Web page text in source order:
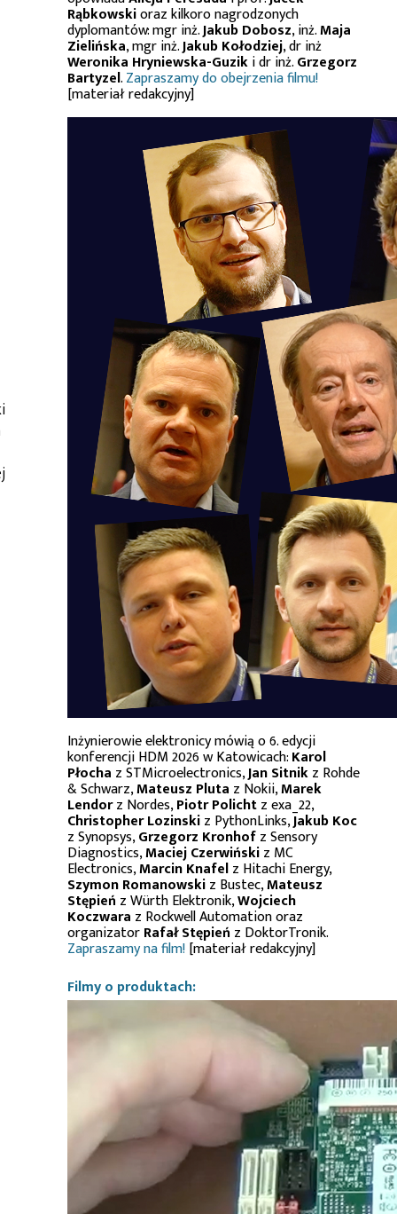
Rąbkowskioraz kilkoro nagrodzonych
dyplomantów: mgr inż.Jakub Dobosz, inż.Maja
Zielińska, mgr inż.Jakub Kołodziej, dr inż
Weronika Hryniewska-Guziki dr inż.Grzegorz
Bartyzel.Zapraszamy do obejrzenia filmu!
[materiał redakcyjny]
Inżynierowie elektronicy mówią o 6. edycji
konferencji HDM 2026 w Katowicach:Karol
Płocha z STMicroelectronics,Jan Sitnikz Rohde
& Schwarz,Mateusz Pluta z Nokii,Marek
Lendorz Nordes,Piotr Polichtz exa_22,
Christopher Lozinskiz PythonLinks,Jakub Koc
z Synopsys,Grzegorz Kronhofz Sensory
Diagnostics,Maciej Czerwińskiz MC
Electronics,Marcin Knafelz Hitachi Energy,
Szymon Romanowskiz Bustec,Mateusz
Stępień z Würth Elektronik,Wojciech
Koczwara z Rockwell Automation oraz
organizatorRafał Stępień z DoktorTronik.
Zapraszamy na film![materiał redakcyjny]
Filmy o produktach: